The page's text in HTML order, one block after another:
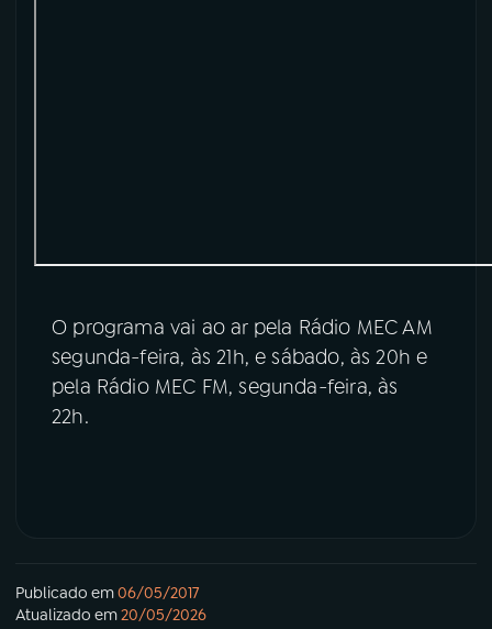
O programa vai ao ar pela Rádio MEC AM
segunda-feira, às 21h, e sábado, às 20h e
pela Rádio MEC FM, segunda-feira, às
22h.
Publicado em06/05/2017
Atualizado em20/05/2026